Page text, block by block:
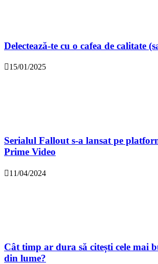
Delectează-te cu o cafea de calitate
15/01/2025
Serialul Fallout s-a lansat pe
Prime Video
11/04/2024
Cât timp ar dura să citești cele mai
din lume?